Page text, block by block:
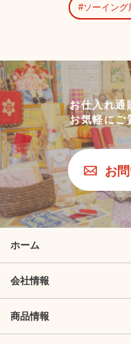
ソーイング
お仕入れ通
お気軽にご
お
ホーム
会社情報
商品情報